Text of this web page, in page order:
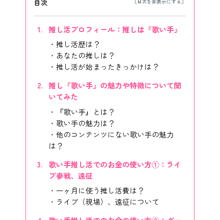
目次
推し活プロフィール：推しは『歌い手』
推し活歴は？
あなたの推しは？
推し活が始まったきっかけは？
推し『歌い手』の魅力や特徴について聞
いてみた
『歌い手』とは？
歌い手の魅力は？
他のコンテンツにない歌い手の魅力
は？
歌い手推し活でのお金の使い方①：ライ
ブ参戦、遠征
一ヶ月に使う推し活費は？
ライブ（現場）、遠征について